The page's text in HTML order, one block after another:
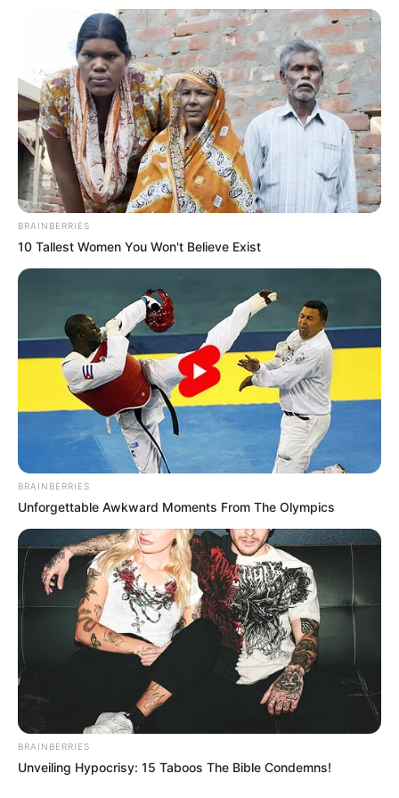
¡CAYÓ EN LA
TRAMPA! Atrapan a la
más astuta estafadora
de hombres tras un
operativo que destapa
su red de engaños
BRAINBERRIES
10 Tallest Women You Won't Believe Exist
BRAINBERRIES
Unforgettable Awkward Moments From The Olympics
BRAINBERRIES
Unveiling Hypocrisy: 15 Taboos The Bible Condemns!